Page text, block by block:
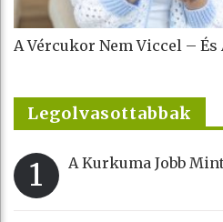
A Vércukor Nem Viccel – És
Legolvasottabbak
1 A Kurkuma Jobb